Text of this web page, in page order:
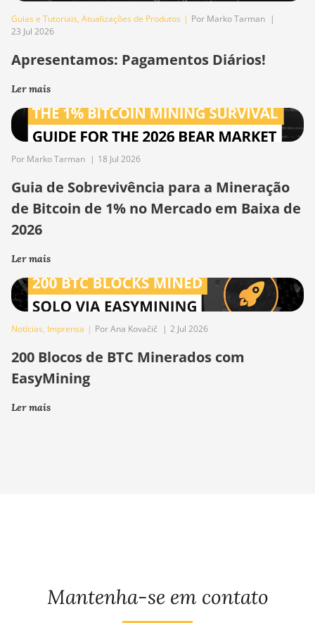
Guias e Tutoriais, Atualizações de Produtos | Por Marko Tarman |
23 Jul 2026
Apresentamos: Pagamentos Diários!
Ler mais
Por Marko Tarman | 18 Jul 2026
Guia de Sobrevivência para a Mineração
de Bitcoin de 1% no Mercado em Baixa de
2026
Ler mais
Notícias, Imprensa | Por Ana Kovačič | 2 Jul 2026
200 Blocos de BTC Minerados com
EasyMining
Ler mais
Mantenha-se em contato